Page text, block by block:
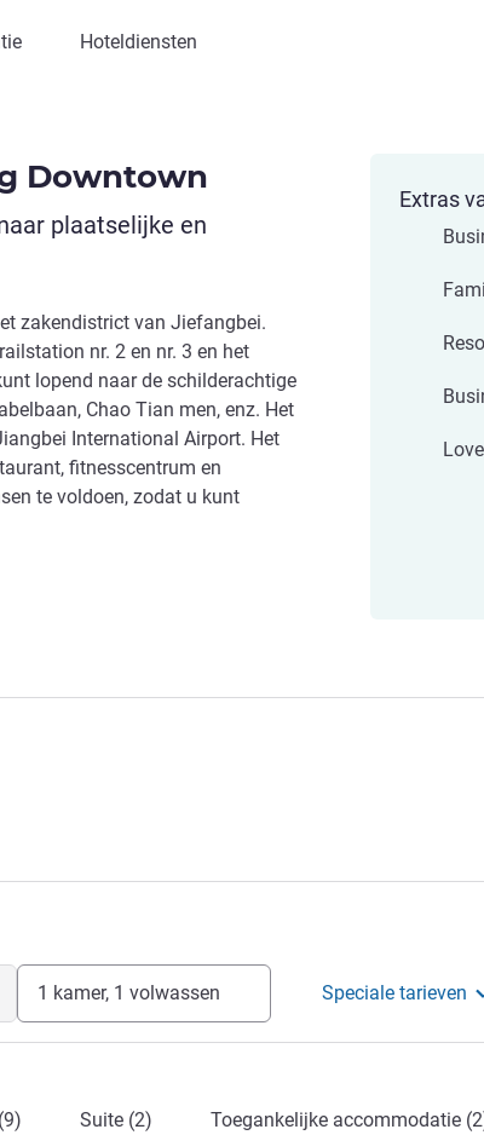
Hoteldiensten
Downtown
plaatselijke en
zakendistrict van Jiefangbei.
nr. 2 en nr. 3 en het
lopend naar de schilderachtige
Chao Tian men, enz. Het
International Airport. Het
fitnesscentrum en
te voldoen, zodat u kunt
Extras
1 kamer, 1 volwassen Speciale tarieven
Suite (2) Toegankelijke accommodatie